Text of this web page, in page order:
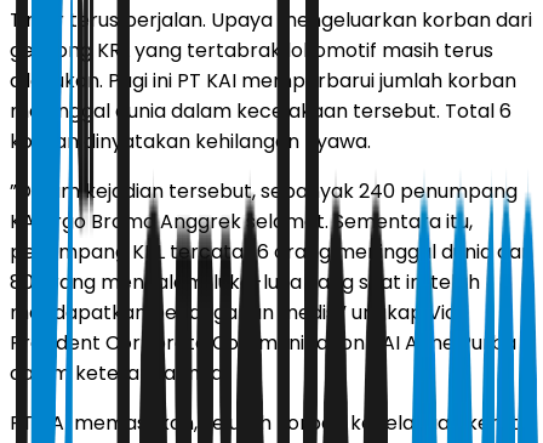
Timur terus berjalan. Upaya mengeluarkan korban dari
gerbong KRL yang tertabrak lokomotif masih terus
dilakukan. Pagi ini PT KAI memperbarui jumlah korban
meninggal dunia dalam kecelakaan tersebut. Total 6
korban dinyatakan kehilangan nyawa.
”Dalam kejadian tersebut, sebanyak 240 penumpang
KA Argo Bromo Anggrek selamat. Sementara itu,
penumpang KRL tercatat 6 orang meninggal dunia dan
80 orang mengalami luka-luka yang saat ini telah
mendapatkan penanganan medis,” ungkap Vice
President Corporate Communication KAI Anne Purba
dalam keterangannya.
PT KAI memastikan, seluruh korban kecelakaan kereta